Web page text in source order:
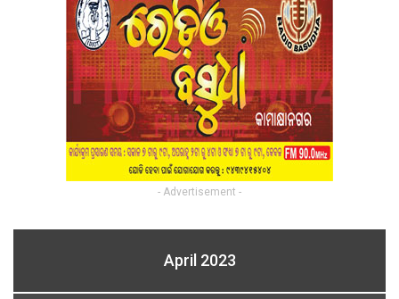
- Advertisement -
April 2023